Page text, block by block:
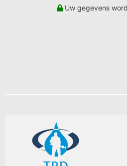
Uw gegevens